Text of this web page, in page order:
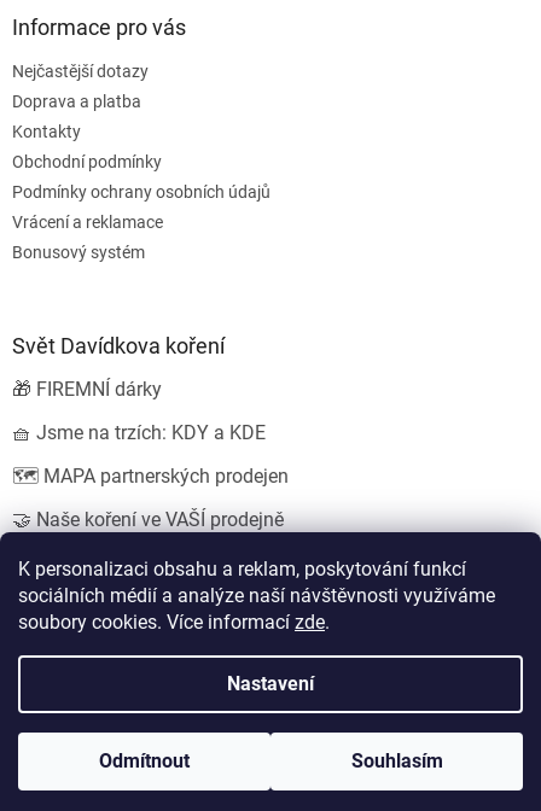
K personalizaci obsahu a reklam, poskytování funkcí
sociálních médií a analýze naší návštěvnosti využíváme
soubory cookies. Více informací zde.
Nastavení
Odmítnout Souhlasím
Informace pro vás
Nejčastější dotazy
Doprava a platba
Kontakty
Obchodní podmínky
Podmínky ochrany osobních údajů
Vrácení a reklamace
Bonusový systém
Svět Davídkova koření
🎁 FIREMNÍ dárky
🧺 Jsme na trzích: KDY a KDE
🗺️ MAPA partnerských prodejen
🤝 Naše koření ve VAŠÍ prodejně
💍 SVATEBNÍ dárky
Koření od Davídka s.r.o.
vyhrazena.
Upravit nastavení cookies